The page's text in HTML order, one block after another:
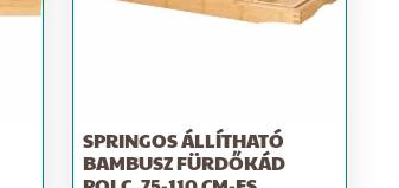
SPRINGOS ÁLLÍTHATÓ
BAMBUSZ FÜRDŐKÁD